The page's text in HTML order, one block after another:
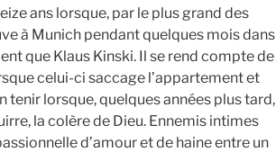
ans lorsque, par le plus grand des
à Munich pendant quelques mois dans
que Klaus Kinski. Il se rend compte de
celui-ci saccage l’appartement et
tenir lorsque, quelques années plus tard,
la colère de Dieu. Ennemis intimes
d’amour et de haine entre un